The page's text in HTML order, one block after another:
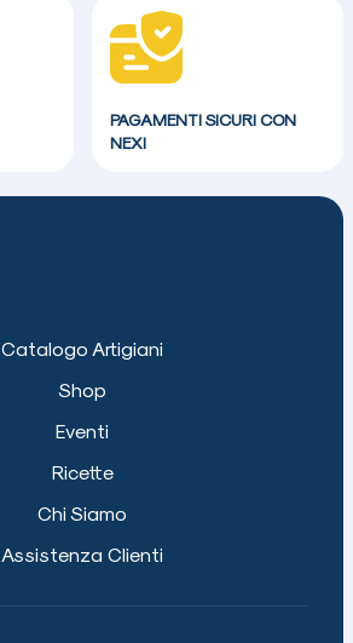
PAGAMENTI SICURI CON
NEXI
Catalogo Artigiani
Shop
Eventi
Ricette
Chi Siamo
Assistenza Clienti